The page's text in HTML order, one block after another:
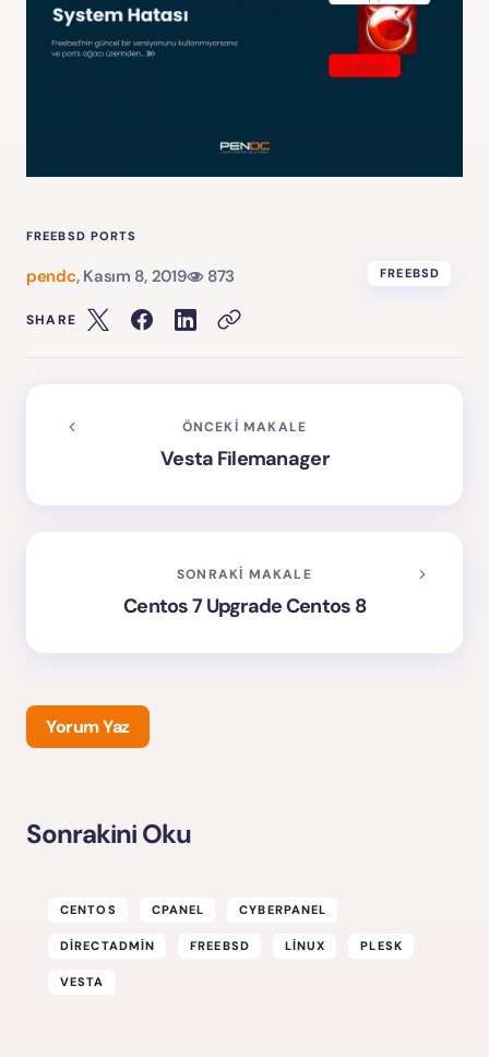
FREEBSD PORTS
pendc, Kasım 8, 2019 873 FREEBSD
SHARE
ÖNCEKI MAKALE
Vesta Filemanager
SONRAKI MAKALE
Centos 7 Upgrade Centos 8
Yorum Yaz
E-posta adresiniz yayınlanmayacak.
Sonrakini Oku
CENTOS CPANEL CYBERPANEL
DIRECTADMIN FREEBSD LINUX PLESK
VESTA